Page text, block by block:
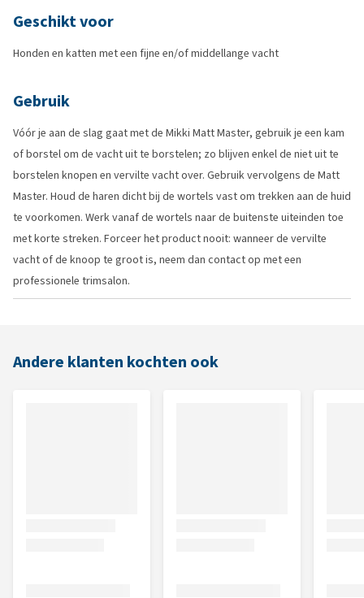
Geschikt voor
Honden en katten met een fijne en/of middellange vacht
Gebruik
Vóór je aan de slag gaat met de Mikki Matt Master, gebruik je een kam
of borstel om de vacht uit te borstelen; zo blijven enkel de niet uit te
borstelen knopen en vervilte vacht over. Gebruik vervolgens de Matt
Master. Houd de haren dicht bij de wortels vast om trekken aan de huid
te voorkomen. Werk vanaf de wortels naar de buitenste uiteinden toe
met korte streken. Forceer het product nooit: wanneer de vervilte
vacht of de knoop te groot is, neem dan contact op met een
professionele trimsalon.
Andere klanten kochten ook